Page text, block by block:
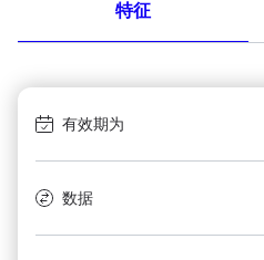
特征
有效期为
数据